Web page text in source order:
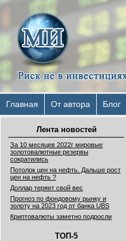
Главная От автора Блог
Лента новостей
За 10 месяцев 2022г мировые
золотовалютные резервы
сократились
Потолок цен на нефть. Дальше рост
цен на нефть ?
Доллар теряет свой вес
Прогноз по фондовому рынку и
золоту на 2023 год от банка UBS
Криптовалюты заметно подросли
ТОП-5